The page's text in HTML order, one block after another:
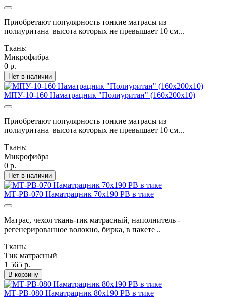
Приобретают популярность тонкие матрасы из
полиуритана высота которых не превышает 10 см...
Ткань:
Микрофибра
0 р.
Нет в наличии
МПУ-10-160 Наматрацник "Полиуритан" (160х200х10)
Приобретают популярность тонкие матрасы из
полиуритана высота которых не превышает 10 см...
Ткань:
Микрофибра
0 р.
Нет в наличии
МТ-РВ-070 Наматрацник 70х190 РВ в тике
Матрас, чехол ткань-тик матрасный, наполнитель -
регенерированное волокно, бирка, в пакете ..
Ткань:
Тик матрасный
1 565 р.
В корзину
МТ-РВ-080 Наматрацник 80х190 РВ в тике